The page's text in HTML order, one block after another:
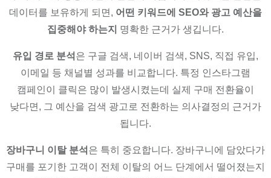
데이터를 보유하게 되면, 어떤 키워드에 SEO와 광고 예산을
집중해야 하는지 명확한 근거가 생깁니다.
유입 경로 분석 은 구글 검색, 네이버 검색, SNS, 직접 유입,
이메일 등 채널별 성과를 비교합니다. 특정 인스타그램
캠페인이 클릭은 많이 발생시켰는데 실제 구매 전환율이
낮다면, 그 예산을 검색 광고로 전환하는 의사결정의 근거가
됩니다.
장바구니 이탈 분석 은 특히 중요합니다. 장바구니에 담았다가
구매를 포기한 고객이 전체 이탈의 어느 단계에서 떨어졌는지